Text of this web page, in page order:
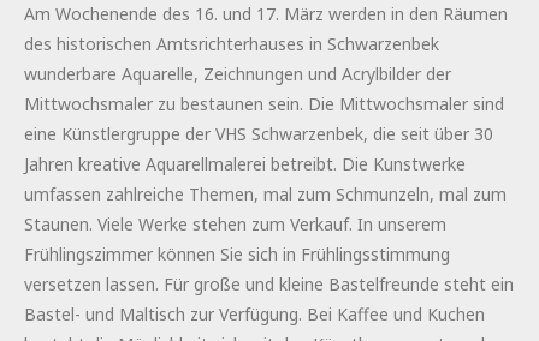
Am Wochenende des 16. und 17. März werden in den Räumen
des historischen Amtsrichterhauses in Schwarzenbek
wunderbare Aquarelle, Zeichnungen und Acrylbilder der
Mittwochsmaler zu bestaunen sein. Die Mittwochsmaler sind
eine Künstlergruppe der VHS Schwarzenbek, die seit über 30
Jahren kreative Aquarellmalerei betreibt. Die Kunstwerke
umfassen zahlreiche Themen, mal zum Schmunzeln, mal zum
Staunen. Viele Werke stehen zum Verkauf. In unserem
Frühlingszimmer können Sie sich in Frühlingsstimmung
versetzen lassen. Für große und kleine Bastelfreunde steht ein
Bastel- und Maltisch zur Verfügung. Bei Kaffee und Kuchen